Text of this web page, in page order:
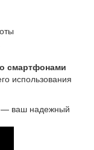
смартфонами
использования
— ваш надежный